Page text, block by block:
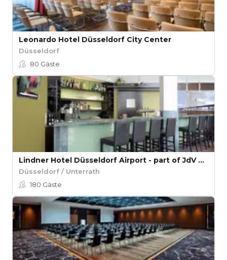
Leonardo Hotel Düsseldorf City Center
Düsseldorf
80 Gäste
Lindner Hotel Düsseldorf Airport - part of JdV by Hyatt
Düsseldorf / Unterrath
180 Gäste